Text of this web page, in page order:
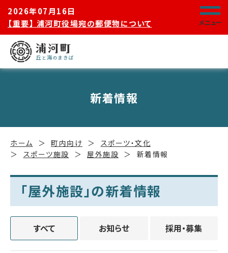
2026年07月16日
【重要】 浦河町役場宛の郵便物について
メニュー
新着情報
ホーム 町内向け
スポーツ・文化
スポーツ施設
屋外施設 新着情報
「屋外施設」の新着情報
すべて お知らせ 採用・募集